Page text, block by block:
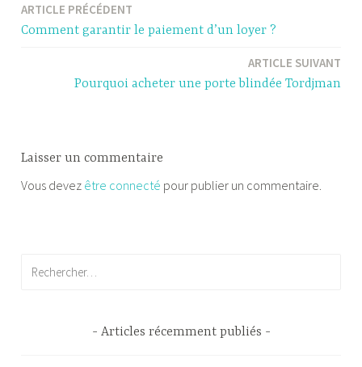
Navigation
ARTICLE PRÉCÉDENT
Comment garantir le paiement d’un loyer ?
ARTICLE SUIVANT
Pourquoi acheter une porte blindée Tordjman
Laisser un commentaire
Vous devez être connecté pour publier un commentaire.
Articles récemment publiés